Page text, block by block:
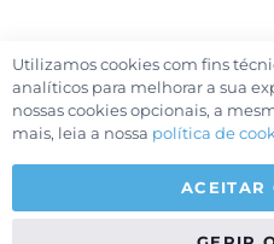
Utilizamos cookies com fins
analíticos para melhorar a sua
nossas cookies opcionais, a
mais, leia a nossa política de
ACEITAR